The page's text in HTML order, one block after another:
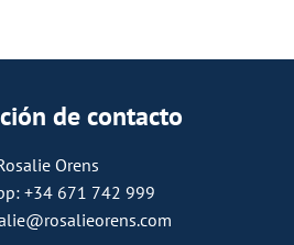
de contacto
Orens
+34 671 742 999